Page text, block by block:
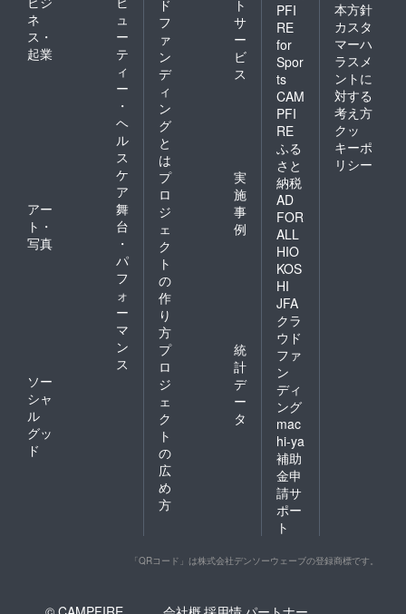
ネ
ス・
起業
ュ
ー
テ
ィ
ー
・
ヘ
ル
ス
ケ
ア
アー
ト・
写真
舞
台
・
パ
フ
ォ
ー
マ
ン
ス
ソー
シャ
ル
グッ
ド
ド
フ
ァ
ン
デ
ィ
ン
グ
と
は
ト
サ
ー
ビ
ス
プ
ロ
ジ
ェ
ク
ト
の
作
り
方
実
施
事
例
プ
ロ
ジ
ェ
ク
ト
の
広
め
方
統
計
デ
ー
タ
PFI
RE
for
Spor
ts
CAM
PFI
RE
ふる
さと
納税
AD
FOR
ALL
HIO
KOS
HI
JFA
クラ
ウド
ファ
ン
ディ
ング
mac
hi-ya
補助
金申
請サ
ポー
ト
本方針
カスタ
マーハ
ラスメ
ントに
対する
考え方
クッ
キーポ
リシー
「QRコード」は株式会社デンソーウェーブの登録商標です。